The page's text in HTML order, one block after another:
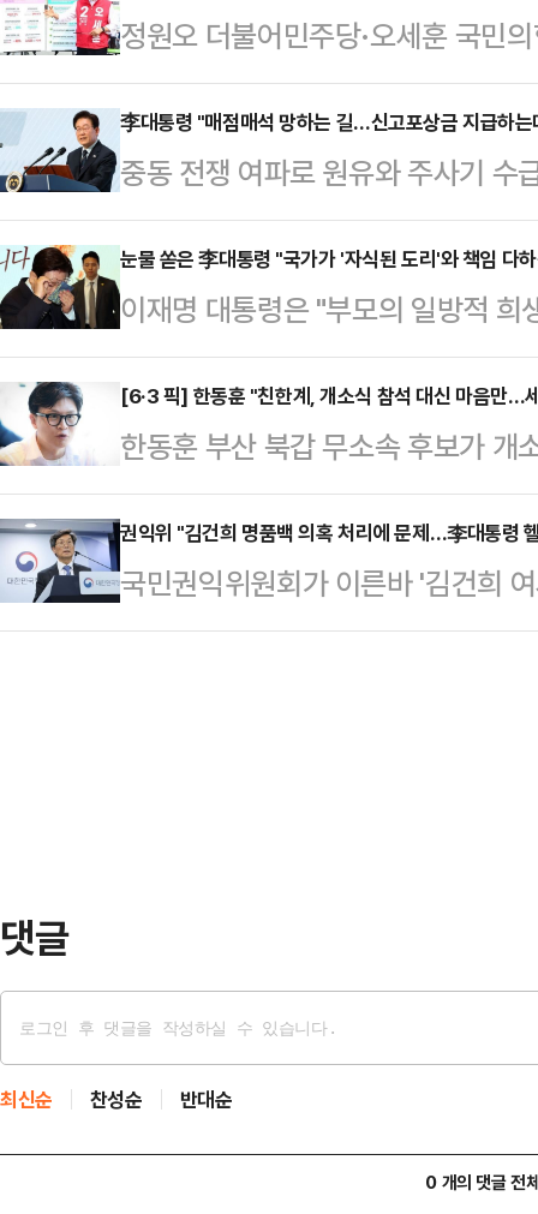
정원오 더불어민주당·오세훈 국민
구'를 두고 신경전을 벌였다. 정 후
전이 속도를 내지 못한 것을 지적했
공급 정책이 사실상 '닭장 아파트'
제업무지구에서 기자회견을 열어 "
대한민국 철도교통의 중심지"라면
의 성장축, 대한민국 균형 성장이
다.이어 "15년…
李대통령 "매점매석 망하는 길…신고포상금 지급하는
중동 전쟁 여파로 원유와 주사기 수
이 "돈 좀 벌어 보겠다고 매점매석
이 대통령은 8일 X(엑스·옛 트위터
상인 물품 전체를 몰수하고, 몰수가
적었다.이 대통령은 "필요적 몰수,
되면 봐주고 싶어도 봐줄 수가 없
요?'"라고 반문하면서 "신고포상제
상금으로 지…
눈물 쏟은 李대통령 "국가가 '자식된 도리'와 책임 다
이재명 대통령은 "부모의 일방적
체가 함께 책임지는 '국민이 행복한
은 8일 대한상공회의소 국제회의
해 축사를 통해 "자녀를 키우는 일
하는 일이 자녀에게 부담이 되지 않
더 나은 미래를 꿈꿀 수 있다"며 이
는 '지역사회 통합 돌봄', '치매안심
만 …
[6·3 픽] 한동훈 "친한계, 개소식 참석 대신 마음만…
한동훈 부산 북갑 무소속 후보가
의힘 의원들을 향해 "이번에는 멀
후보는 8일 MBC라디오 '김종배의
후보가 동일한 시간대에 개소식을
의원이 많이 오냐, 이런 것을 보여
권익위 "김건희 명품백 의혹 처리에 문제…李대통령
국민권익위원회가 이른바 '김건희
음'으로 종결한 기존 처리 과정에
댓글
최신순 찬성순 반대순
0 개의 댓글 전